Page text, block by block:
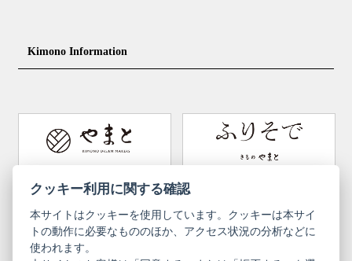
Footwear ＆ bag
Convenient item Machining options
Obi (made in Okinawa)
Y. & SONS THE YARD
Kimono Information
Yamato Brand Website
Newsletter User Guide
クッキー利用に関する確認
本サイトはクッキーを使用しています。クッキーは本サイ
トの動作に必要なもののほか、アクセス状況の分析などに
使われます。